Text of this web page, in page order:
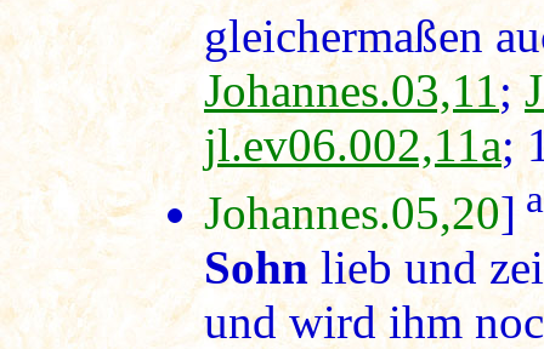
gleichermaßen
Johannes.03,11;
jl.ev06.002,11a;
Johannes.05,20]a
Sohnlieb und
und wird ihm